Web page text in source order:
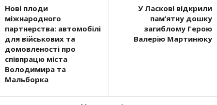
Нові плоди
міжнародного
партнерства: автомобілі
для військових та
домовленості про
співпрацю міста
Володимира та
Мальборка
У Ласкові відкрили
пам’ятну дошку
загиблому Герою
Валерію Мартинюку